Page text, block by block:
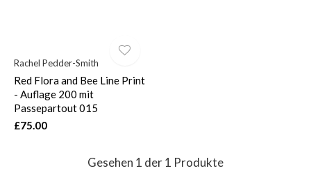
Rachel Pedder-Smith
Red Flora and Bee Line Print
- Auflage 200 mit
Passepartout 015
£75.00
Gesehen 1 der 1 Produkte